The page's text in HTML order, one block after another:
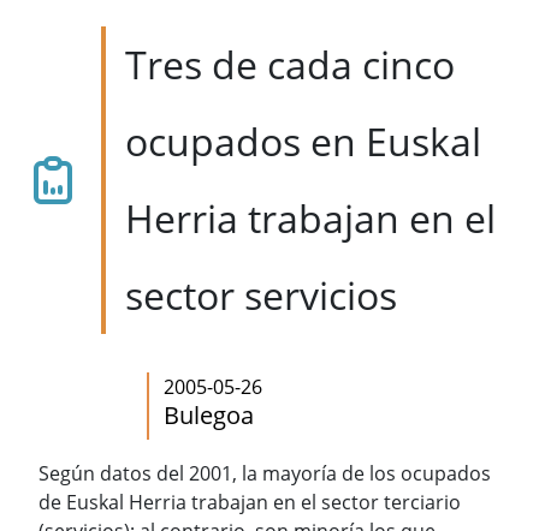
Tres de cada cinco
ocupados en Euskal
Herria trabajan en el
sector servicios
2005-05-26
Bulegoa
Según datos del 2001, la mayoría de los ocupados
de Euskal Herria trabajan en el sector terciario